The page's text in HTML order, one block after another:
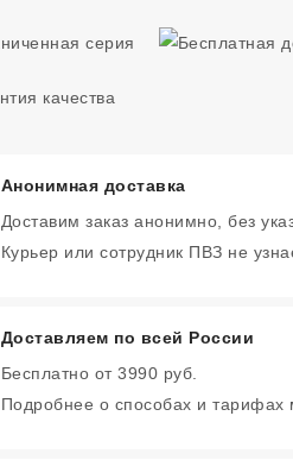
Анонимная доставка
Доставим заказ анонимно, без
Курьер или сотрудник ПВЗ не
Доставляем по всей России
Бесплатно от 3990 руб.
Подробнее о способах и тарифах